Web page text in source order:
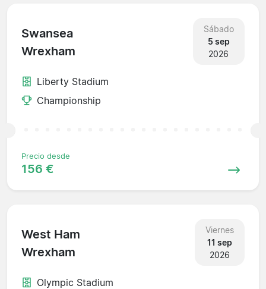
Swansea
Wrexham
Sábado
5 sep
2026
Liberty Stadium
Championship
Precio desde
156 €
West Ham
Wrexham
Viernes
11 sep
2026
Olympic Stadium